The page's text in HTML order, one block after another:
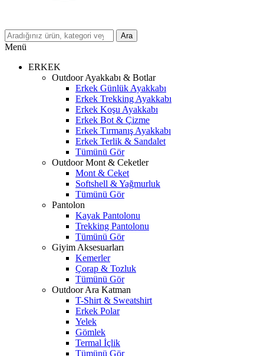
Ara
Menü
ERKEK
Outdoor Ayakkabı & Botlar
Erkek Günlük Ayakkabı
Erkek Trekking Ayakkabı
Erkek Koşu Ayakkabı
Erkek Bot & Çizme
Erkek Tırmanış Ayakkabı
Erkek Terlik & Sandalet
Tümünü Gör
Outdoor Mont & Ceketler
Mont & Ceket
Softshell & Yağmurluk
Tümünü Gör
Pantolon
Kayak Pantolonu
Trekking Pantolonu
Tümünü Gör
Giyim Aksesuarları
Kemerler
Çorap & Tozluk
Tümünü Gör
Outdoor Ara Katman
T-Shirt & Sweatshirt
Erkek Polar
Yelek
Gömlek
Termal İçlik
Tümünü Gör